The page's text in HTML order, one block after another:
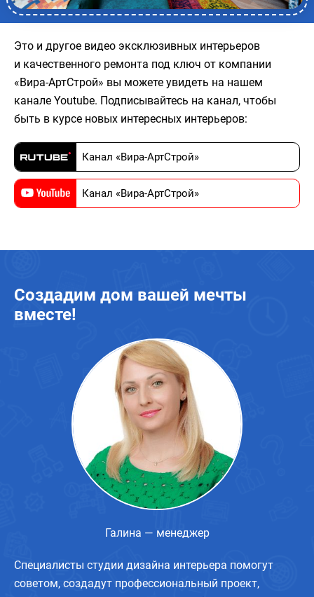
Это и другое видео эксклюзивных интерьеров
и качественного ремонта под ключ от компании
«Вира-АртСтрой» вы можете увидеть на нашем
канале Youtube. Подписывайтесь на канал, чтобы
быть в курсе новых интересных интерьеров:
Канал «Вира-АртСтрой»
Канал «Вира-АртСтрой»
Создадим дом вашей мечты
вместе!
Специалисты студии дизайна интерьера помогут
советом, создадут профессиональный проект,
Галина — менеджер